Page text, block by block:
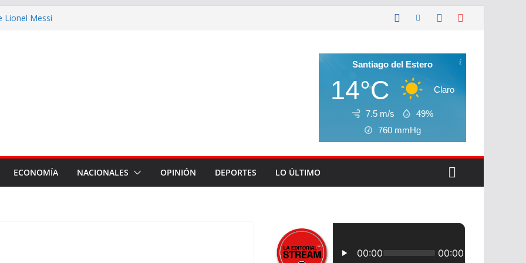
Lionel Messi
de maniobra y la
máxima prioridad
Argentino de Golf Adaptado
de 20 competidores
Santiago del Estero
14°C Claro
7.5 m/s
49%
760 mmHg
ECONOMÍA NACIONALES OPINIÓN DEPORTES LO ÚLTIMO